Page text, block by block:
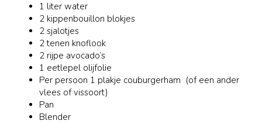
1 liter water
2 kippenbouillon blokjes
2 sjalotjes
2 tenen knoflook
2 rijpe avocado’s
1 eetlepel olijfolie
Per persoon 1 plakje couburgerham (of een ander
vlees of vissoort)
Pan
Blender